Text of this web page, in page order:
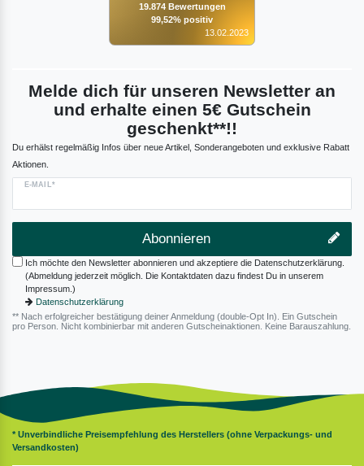
19.874 Bewertungen
99,52% positiv
13.02.2023
Melde dich für unseren Newsletter an
und erhalte einen 5€ Gutschein
geschenkt**!!
Du erhälst regelmäßig Infos über neue Artikel, Sonderangeboten und exklusive Rabatt
Aktionen.
E-MAIL*
Abonnieren
Ich möchte den Newsletter abonnieren und akzeptiere die Datenschutzerklärung.
(Abmeldung jederzeit möglich. Die Kontaktdaten dazu findest Du in unserem
Impressum.)
Datenschutzerklärung
** Nach erfolgreicher bestätigung deiner Anmeldung (double-Opt In). Ein Gutschein
pro Person. Nicht kombinierbar mit anderen Gutscheinaktionen. Keine Barauszahlung.
* Unverbindliche Preisempfehlung des Herstellers (ohne Verpackungs- und
Versandkosten)